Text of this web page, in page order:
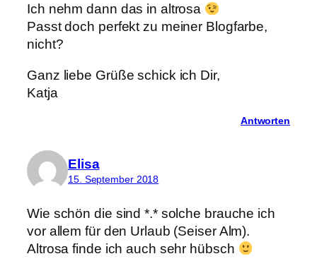
Ich nehm dann das in altrosa
Passt doch perfekt zu meiner Blogfarbe,
nicht?
Ganz liebe Grüße schick ich Dir,
Katja
Antworten
Elisa
15. September 2018
Wie schön die sind *.* solche brauche ich
vor allem für den Urlaub (Seiser Alm).
Altrosa finde ich auch sehr hübsch